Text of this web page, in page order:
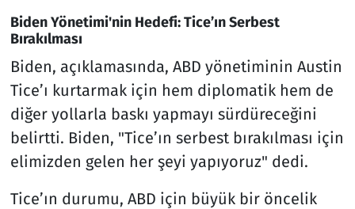
Biden Yönetimi'nin Hedefi: Tice’ın Serbest
Bırakılması
Biden, açıklamasında, ABD yönetiminin Austin
Tice’ı kurtarmak için hem diplomatik hem de
diğer yollarla baskı yapmayı sürdüreceğini
belirtti. Biden, "Tice’ın serbest bırakılması için
elimizden gelen her şeyi yapıyoruz" dedi.
Tice’ın durumu, ABD için büyük bir öncelik